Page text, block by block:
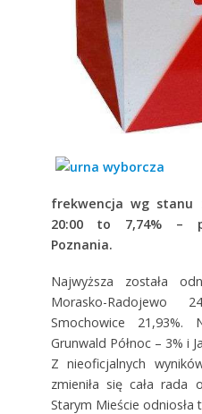
frekwencja wg stanu
20:00 to 7,74% –
Poznania.
Najwyższa została
Morasko-Radojewo
Smochowice 21,93%.
Grunwald Północ – 3% i
Z nieoficjalnych
zmieniła się cała rada
Starym Mieście odniosła